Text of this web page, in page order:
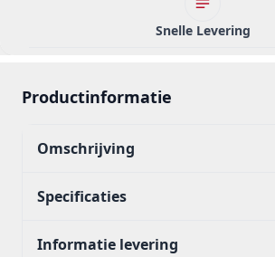
Snelle Levering
Productinformatie
Omschrijving
Specificaties
Informatie levering